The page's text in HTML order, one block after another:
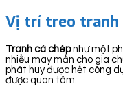
Vị trí treo tranh
Tranh cá chépnhư một
nhiều may mắn cho gia
phát huy được hết công
được quan tâm.